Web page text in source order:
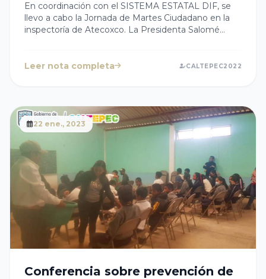
En coordinación con el SISTEMA ESTATAL DIF, se
llevo a cabo la Jornada de Martes Ciudadano en la
inspectoría de Atecoxco. La Presidenta Salomé
Puebla. #SigamosAdelante #CaltepecUnido
Leer nota completa CALTEPEC2022
22 ene., 2023
Conferencia sobre prevención de